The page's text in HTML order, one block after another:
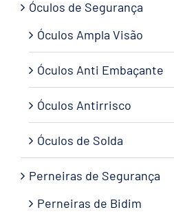
Óculos de Segurança
Óculos Ampla Visão
Óculos Anti Embaçante
Óculos Antirrisco
Óculos de Solda
Perneiras de Segurança
Perneiras de Bidim